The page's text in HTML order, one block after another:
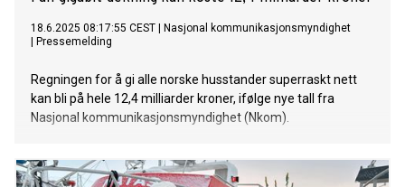
18.6.2025 08:17:55 CEST
Nasjonal kommunikasjonsmyndighet
Pressemelding
Regningen for å gi alle norske husstander superraskt nett
kan bli på hele 12,4 milliarder kroner, ifølge nye tall fra
Nasjonal kommunikasjonsmyndighet (Nkom).